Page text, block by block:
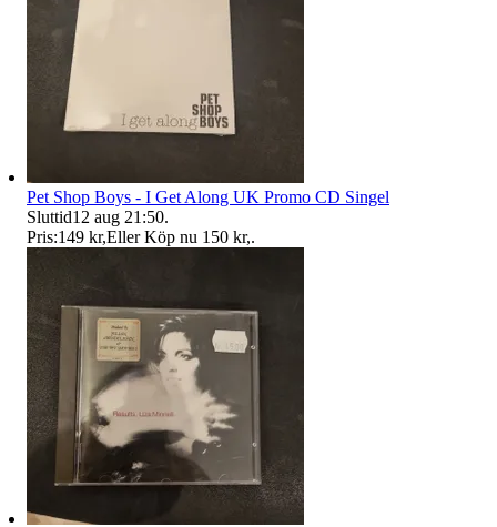
Pet Shop Boys - I Get Along UK Promo CD Singel
Sluttid12 aug 21:50.
Pris:149 kr,Eller Köp nu 150 kr,.